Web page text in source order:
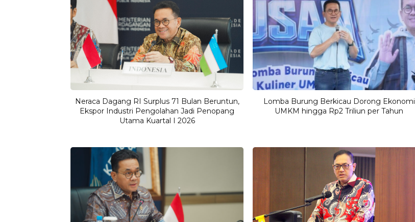
Neraca Dagang RI Surplus 71 Bulan Beruntun,
Ekspor Industri Pengolahan Jadi Penopang
Utama Kuartal I 2026
Lomba Burung Berkicau Dorong Ekonomi
UMKM hingga Rp2 Triliun per Tahun